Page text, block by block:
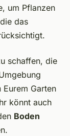
um Pflanzen
das
schaffen, die
Garten
könnt auch
Boden